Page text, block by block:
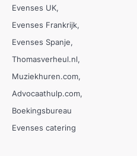
Evenses UK
Evenses Frankrijk
Evenses Spanje
Thomasverheul.nl
Muziekhuren.com
Advocaathulp.com
Boekingsbureau
Evenses catering